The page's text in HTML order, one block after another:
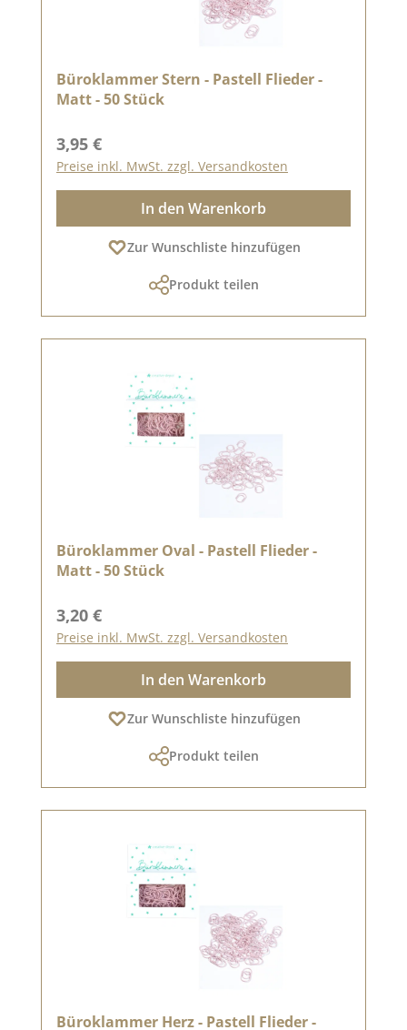
Büroklammer Stern - Pastell Flieder -
Matt - 50 Stück
Regulärer Preis:
3,95 €
Preise inkl. MwSt. zzgl. Versandkosten
In den Warenkorb
Zur Wunschliste hinzufügen
Produkt teilen
Büroklammer Oval - Pastell Flieder -
Matt - 50 Stück
Regulärer Preis:
3,20 €
Preise inkl. MwSt. zzgl. Versandkosten
In den Warenkorb
Zur Wunschliste hinzufügen
Produkt teilen
Büroklammer Herz - Pastell Flieder -